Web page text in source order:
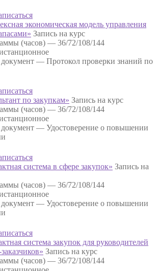
экономическая модель управления
Запись на курс
(часов) — 36/72/108/144
— Протокол проверки знаний по
по закупкам» Запись на курс
(часов) — 36/72/108/144
— Удостоверение о повышении
система в сфере закупок» Запись на
(часов) — 36/72/108/144
— Удостоверение о повышении
система закупок для руководителей
Запись на курс
(часов) — 36/72/108/144